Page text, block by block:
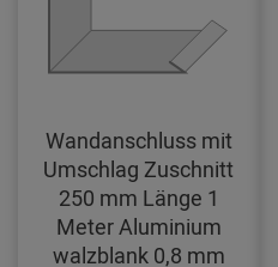
Wandanschluss mit
Umschlag Zuschnitt
250 mm Länge 1
Meter Aluminium
walzblank 0,8 mm